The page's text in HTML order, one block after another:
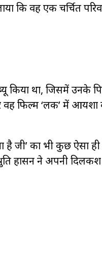
कि वह एक चर्चित
किया था, जिसमें उनके
वह फिल्म ‘लक’ में आयशा
जी’ का भी कुछ ऐसा
हासन ने अपनी